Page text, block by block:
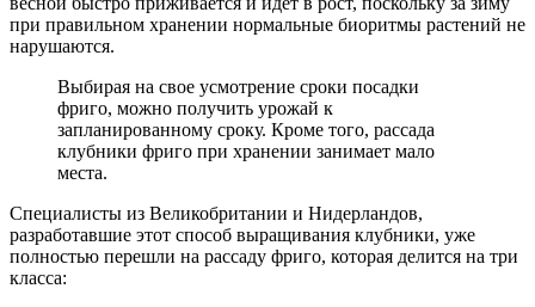
при правильном хранении нормальные биоритмы растений не
нарушаются.
Выбирая на свое усмотрение сроки посадки
фриго, можно получить урожай к
запланированному сроку. Кроме того, рассада
клубники фриго при хранении занимает мало
места.
Специалисты из Великобритании и Нидерландов,
разработавшие этот способ выращивания клубники, уже
полностью перешли на рассаду фриго, которая делится на три
класса: